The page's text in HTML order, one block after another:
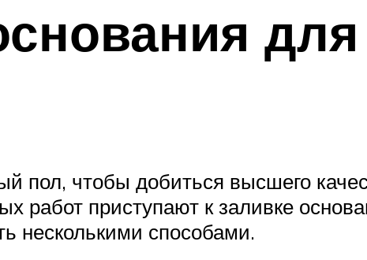
пол, чтобы добиться высшего
работ приступают к заливке
несколькими способами.